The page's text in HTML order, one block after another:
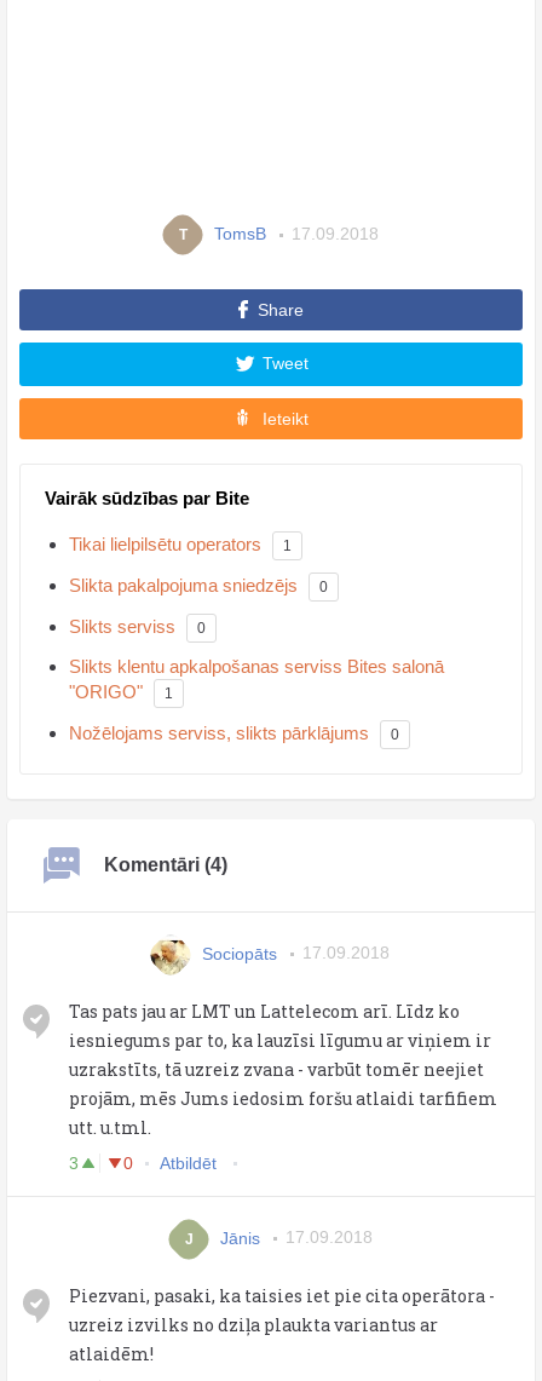
T TomsB 17.09.2018
Share
Tweet
Ieteikt
Vairāk sūdzības par Bite
Tikai lielpilsētu operators 1
Slikta pakalpojuma sniedzējs 0
Slikts serviss 0
Slikts klentu apkalpošanas serviss Bites salonā
"ORIGO"
1
Nožēlojams serviss, slikts pārklājums 0
Komentāri (4)
Sociopāts 17.09.2018
Tas pats jau ar LMT un Lattelecom arī. Līdz ko
iesniegums par to, ka lauzīsi līgumu ar viņiem ir
uzrakstīts, tā uzreiz zvana - varbūt tomēr neejiet
projām, mēs Jums iedosim foršu atlaidi tarfifiem
utt. u.tml.
3 0 Atbildēt
J Jānis 17.09.2018
Piezvani, pasaki, ka taisies iet pie cita operātora -
uzreiz izvilks no dziļa plaukta variantus ar
atlaidēm!